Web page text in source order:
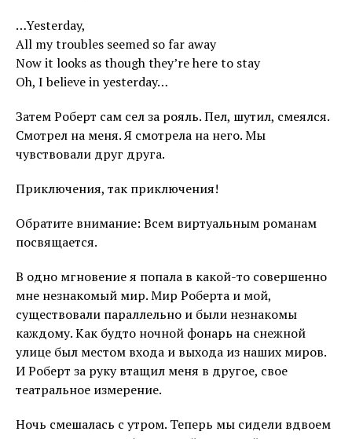
…Yesterday,
All my troubles seemed so far away
Now it looks as though they’re here to stay
Oh, I believe in yesterday…
Затем Роберт сам сел за рояль. Пел, шутил, смеялся.
Смотрел на меня. Я смотрела на него. Мы
чувствовали друг друга.
Приключения, так приключения!
Обратите внимание: Всем виртуальным романам
посвящается.
В одно мгновение я попала в какой-то совершенно
мне незнакомый мир. Мир Роберта и мой,
существовали параллельно и были незнакомы
каждому. Как будто ночной фонарь на снежной
улице был местом входа и выхода из наших миров.
И Роберт за руку втащил меня в другое, свое
театральное измерение.
Ночь смешалась с утром. Теперь мы сидели вдвоем